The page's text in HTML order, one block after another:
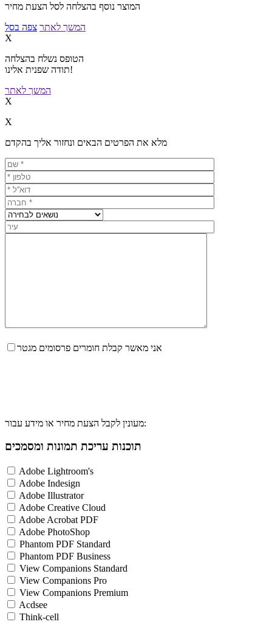
המוצר נוסף בהצלחה לסל הצעת מחיר
המשך לאתר צפה בסל
X
הטופס נשלח בהצלחה
תודה שפנית אלינו!
המשך לאתר
X
X
מלא את הפרטים הבאים ונחזור אליך בהקדם
אני מאשר קבלת חומרים פרסומים מגטר
מעונין לקבל הצעת מחיר או מידע עבור:
תוכנות עריכת תמונות ומסמכים
Adobe Lightroom's
Adobe Indesign
Adobe Illustrator
Adobe Creative Cloud
Adobe Acrobat PDF
Adobe PhotoShop
Phantom PDF Standard
Phantom PDF Business
View Companions Standard
View Companions Pro
View Companions Premium
Acdsee
Think-cell